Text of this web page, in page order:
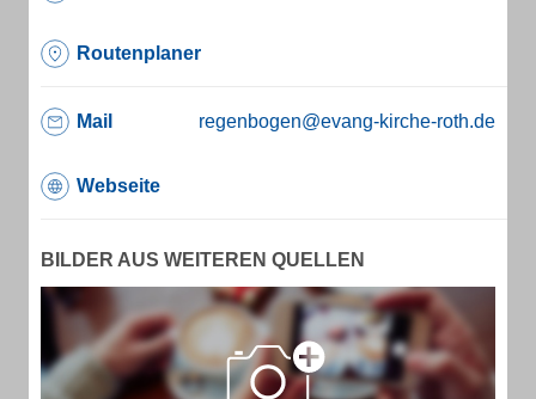
Routenplaner
Mail regenbogen@evang-kirche-roth.de
Webseite
BILDER AUS WEITEREN QUELLEN